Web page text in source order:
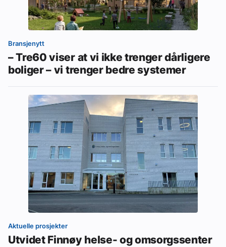
Bransjenytt
– Tre60 viser at vi ikke trenger dårligere
boliger – vi trenger bedre systemer
Aktuelle prosjekter
Utvidet Finnøy helse- og omsorgssenter